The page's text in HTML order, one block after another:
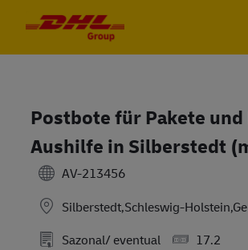
Postbote für Pakete
Aushilfe in Silberstedt
AV-213456
Silberstedt,Schleswig-
Sazonal/ eventual
17.2